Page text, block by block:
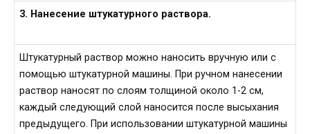
3. Нанесение штукатурного раствора.
Штукатурный раствор можно наносить вручную или с
помощью штукатурной машины. При ручном нанесении
раствор наносят по слоям толщиной около 1-2 см,
каждый следующий слой наносится после высыхания
предыдущего. При использовании штукатурной машины